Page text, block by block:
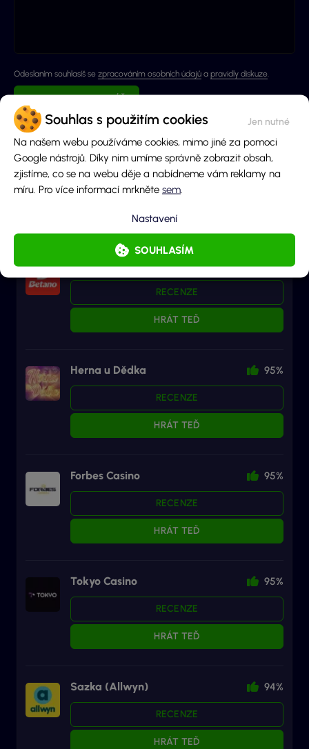
Souhlas s použitím cookies
Na našem webu používáme cookies, mimo jiné za pomoci
Google nástrojů. Díky nim umíme správně zobrazit obsah,
zjistíme, co se na webu děje a nabídneme vám reklamy na
míru. Pro více informací mrkněte sem
SOUHLASÍM
Nastavení
Odeslaním souhlasíš se zpracováním osobních údajů a pravidly diskuze.
ODESLAT KOMENTÁŘ
Zatím nebyly přidány žádné komentáře.
Betano 96%
RECENZE
HRÁT TEĎ
Herna u Dědka 95%
RECENZE
HRÁT TEĎ
Forbes Casino 95%
RECENZE
HRÁT TEĎ
Tokyo Casino 95%
RECENZE
HRÁT TEĎ
Sazka (Allwyn) 94%
RECENZE
HRÁT TEĎ